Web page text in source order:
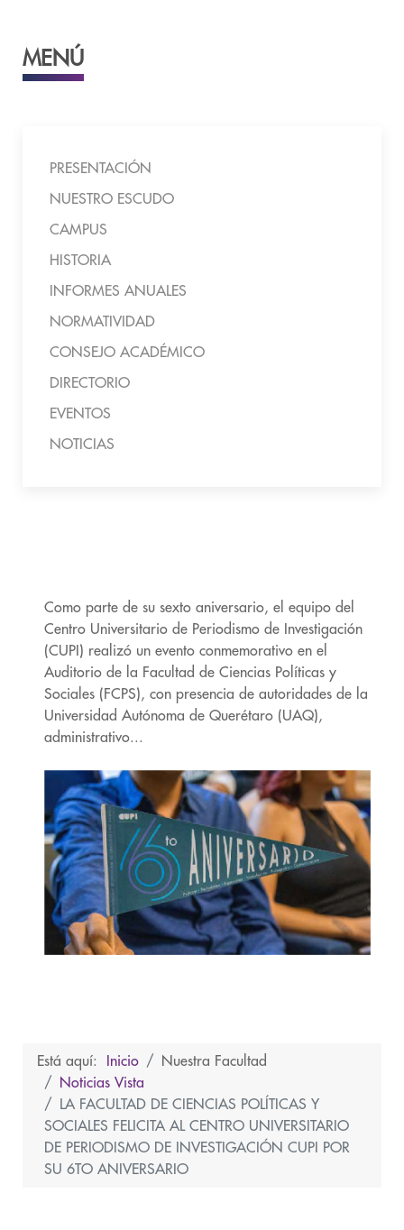
MENÚ
PRESENTACIÓN
NUESTRO ESCUDO
CAMPUS
HISTORIA
INFORMES ANUALES
NORMATIVIDAD
CONSEJO ACADÉMICO
DIRECTORIO
EVENTOS
NOTICIAS
Como parte de su sexto aniversario, el equipo del
Centro Universitario de Periodismo de Investigación
(CUPI) realizó un evento conmemorativo en el
Auditorio de la Facultad de Ciencias Políticas y
Sociales (FCPS), con presencia de autoridades de la
Universidad Autónoma de Querétaro (UAQ),
administrativo...
Está aquí: Inicio
Nuestra Facultad
Noticias Vista
LA FACULTAD DE CIENCIAS POLÍTICAS Y
SOCIALES FELICITA AL CENTRO UNIVERSITARIO
DE PERIODISMO DE INVESTIGACIÓN CUPI POR
SU 6TO ANIVERSARIO